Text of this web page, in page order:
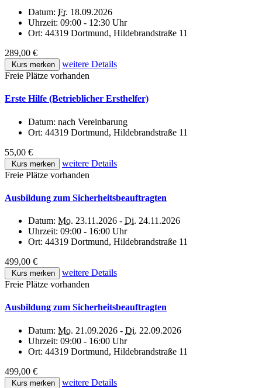
Datum: Fr. 18.09.2026
Uhrzeit: 09:00 - 12:30 Uhr
Ort: 44319 Dortmund, Hildebrandstraße 11
289,00 €
Kurs merken
weitere Details
Freie Plätze vorhanden
Erste Hilfe (Betrieblicher Ersthelfer)
Datum: nach Vereinbarung
Ort: 44319 Dortmund, Hildebrandstraße 11
55,00 €
Kurs merken
weitere Details
Freie Plätze vorhanden
Ausbildung zum Sicherheitsbeauftragten
Datum: Mo. 23.11.2026 - Di. 24.11.2026
Uhrzeit: 09:00 - 16:00 Uhr
Ort: 44319 Dortmund, Hildebrandstraße 11
499,00 €
Kurs merken
weitere Details
Freie Plätze vorhanden
Ausbildung zum Sicherheitsbeauftragten
Datum: Mo. 21.09.2026 - Di. 22.09.2026
Uhrzeit: 09:00 - 16:00 Uhr
Ort: 44319 Dortmund, Hildebrandstraße 11
499,00 €
Kurs merken
weitere Details